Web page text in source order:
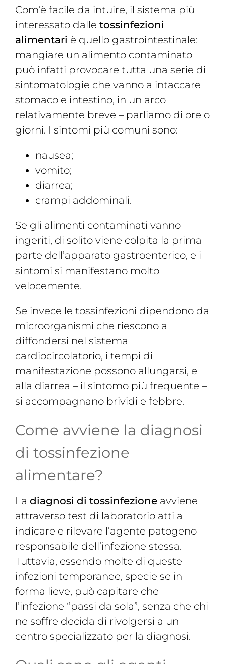
Com’è facile da intuire, il sistema più
interessato dalle tossinfezioni
alimentari è quello gastrointestinale:
mangiare un alimento contaminato
può infatti provocare tutta una serie di
sintomatologie che vanno a intaccare
stomaco e intestino, in un arco
relativamente breve – parliamo di ore o
giorni. I sintomi più comuni sono:
nausea;
vomito;
diarrea;
crampi addominali.
Se gli alimenti contaminati vanno
ingeriti, di solito viene colpita la prima
parte dell’apparato gastroenterico, e i
sintomi si manifestano molto
velocemente.
Se invece le tossinfezioni dipendono da
microorganismi che riescono a
diffondersi nel sistema
cardiocircolatorio, i tempi di
manifestazione possono allungarsi, e
alla diarrea – il sintomo più frequente –
si accompagnano brividi e febbre.
Come avviene la diagnosi
di tossinfezione
alimentare?
La diagnosi di tossinfezioneavviene
attraverso test di laboratorio atti a
indicare e rilevare l’agente patogeno
responsabile dell’infezione stessa.
Tuttavia, essendo molte di queste
infezioni temporanee, specie se in
forma lieve, può capitare che
l’infezione “passi da sola”, senza che chi
ne soffre decida di rivolgersi a un
centro specializzato per la diagnosi.